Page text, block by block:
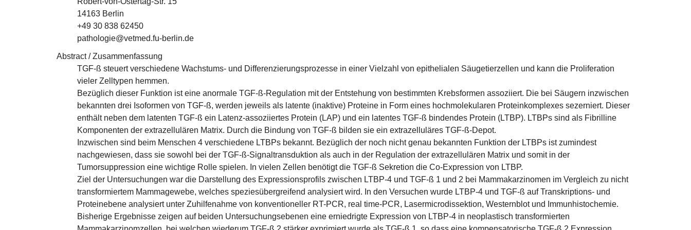
14163 Berlin
+49 30 838 62450
pathologie@vetmed.fu-berlin.de
Abstract / Zusammenfassung
TGF-ß steuert verschiedene Wachstums- und Differenzierungsprozesse in einer Vielzahl von epithelialen Säugetierzellen und kann die Proliferation
vieler Zelltypen hemmen.
Bezüglich dieser Funktion ist eine anormale TGF-ß-Regulation mit der Entstehung von bestimmten Krebsformen assoziiert. Die bei Säugern inzwischen
bekannten drei Isoformen von TGF-ß, werden jeweils als latente (inaktive) Proteine in Form eines hochmolekularen Proteinkomplexes sezerniert. Dieser
enthält neben dem latenten TGF-ß ein Latenz-assoziiertes Protein (LAP) und ein latentes TGF-ß bindendes Protein (LTBP). LTBPs sind als Fibrilline
Komponenten der extrazellulären Matrix. Durch die Bindung von TGF-ß bilden sie ein extrazelluläres TGF-ß-Depot.
Inzwischen sind beim Menschen 4 verschiedene LTBPs bekannt. Bezüglich der noch nicht genau bekannten Funktion der LTBPs ist zumindest
nachgewiesen, dass sie sowohl bei der TGF-ß-Signaltransduktion als auch in der Regulation der extrazellulären Matrix und somit in der
Tumorsuppression eine wichtige Rolle spielen. In vielen Zellen benötigt die TGF-ß Sekretion die Co-Expression von LTBP.
Ziel der Untersuchungen war die Darstellung des Expressionsprofils zwischen LTBP-4 und TGF-ß 1 und 2 bei Mammakarzinomen im Vergleich zu nicht
transformiertem Mammagewebe, welches speziesübergreifend analysiert wird. In den Versuchen wurde LTBP-4 und TGF-ß auf Transkriptions- und
Proteinebene analysiert unter Zuhilfenahme von konventioneller RT-PCR, real time-PCR, Lasermicrodissektion, Westernblot und Immunhistochemie.
Bisherige Ergebnisse zeigen auf beiden Untersuchungsebenen eine erniedrigte Expression von LTBP-4 in neoplastisch transformierten